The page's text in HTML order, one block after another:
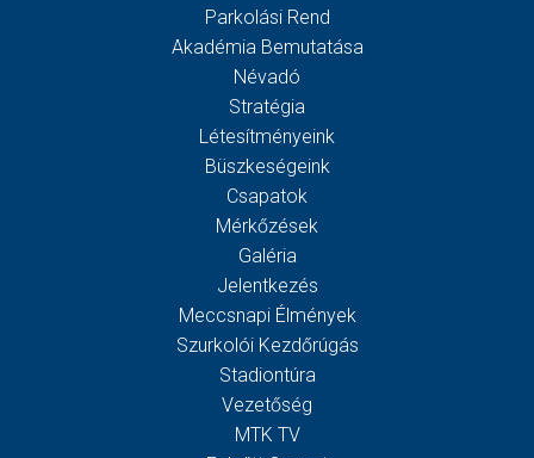
Parkolási Rend
Akadémia Bemutatása
Névadó
Stratégia
Létesítményeink
Büszkeségeink
Csapatok
Mérkőzések
Galéria
Jelentkezés
Meccsnapi Élmények
Szurkolói Kezdőrúgás
Stadiontúra
Vezetőség
MTK TV